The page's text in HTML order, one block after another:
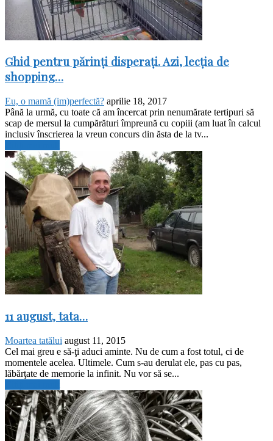
Ghid pentru părinți disperați. Azi, lecția de
shopping…
Eu, o mamă (im)perfectă? aprilie 18, 2017
Până la urmă, cu toate că am încercat prin nenumărate tertipuri să
scap de mersul la cumpărături împreună cu copiii (am luat în calcul
inclusiv înscrierea la vreun concurs din ăsta de la tv...
11 august, tata…
Moartea tatălui august 11, 2015
Cel mai greu e să-ţi aduci aminte. Nu de cum a fost totul, ci de
momentele acelea. Ultimele. Cum s-au derulat ele, pas cu pas,
lăbărţate de memorie la infinit. Nu vor să se...